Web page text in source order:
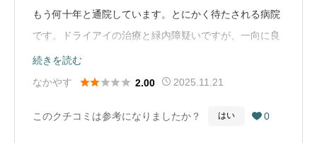
もう何十年と通院しています。とにかく待たされる病院
です。ドライアイの治療と緑内障疑いですが、一向に良
くならないし、主治医もコロコロ変わります。地元でも
新しく眼科が出来ているので、転院を検討しています。
続きを読む
なかやす
 2.00 2025.11.21
このクチコミは参考になりましたか？ はい  0